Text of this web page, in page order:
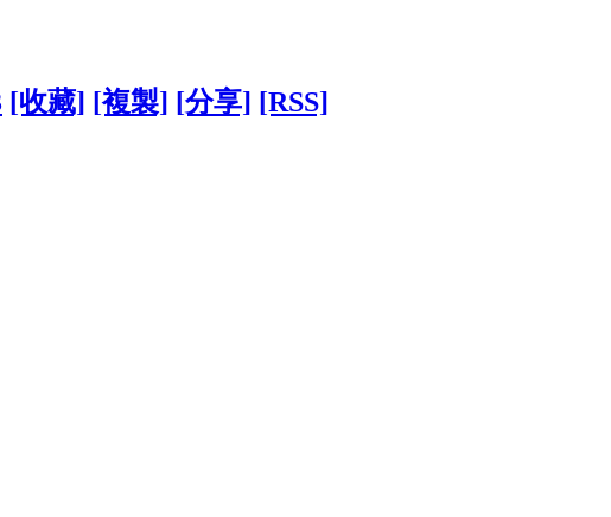
[收藏] [複製] [分享] [RSS]